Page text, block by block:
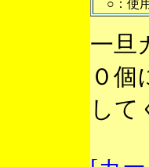
○：使
一旦
０個
して